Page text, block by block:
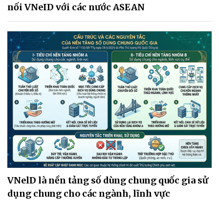
nối VNeID với các nước ASEAN
VNelD là nền tảng số dùng chung quốc gia sử
dụng chung cho các ngành, lĩnh vực